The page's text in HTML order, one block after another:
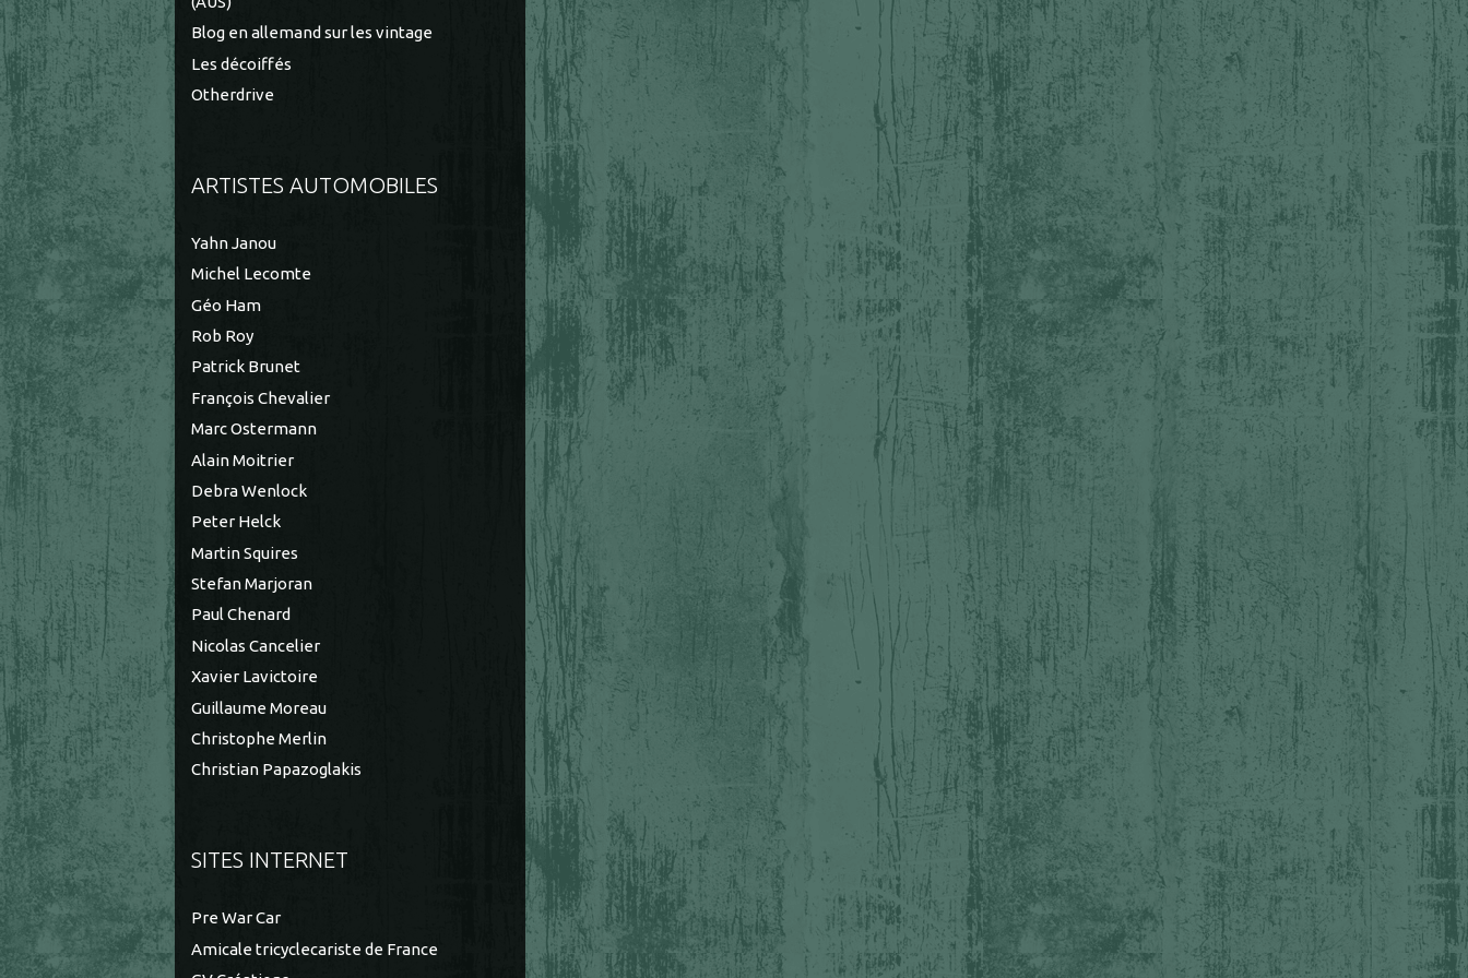
Blog en allemand sur les vintage
Les décoiffés
Otherdrive
ARTISTES AUTOMOBILES
Yahn Janou
Michel Lecomte
Géo Ham
Rob Roy
Patrick Brunet
François Chevalier
Marc Ostermann
Alain Moitrier
Debra Wenlock
Peter Helck
Martin Squires
Stefan Marjoran
Paul Chenard
Nicolas Cancelier
Xavier Lavictoire
Guillaume Moreau
Christophe Merlin
Christian Papazoglakis
SITES INTERNET
Pre War Car
Amicale tricyclecariste de France